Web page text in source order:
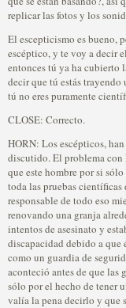
replicar las fotos y los
El escepticismo es bueno,
escéptico, y te voy a decir
entonces tú ya ha cubierto
decir que tú estás trayendo
tú no eres puramente
CLOSE: Correcto.
HORN: Los escépticos,
discutido. El problema con
que este hombre por si
toda las pruebas científicas
responsable de todo eso
renovando una granja
intentos de asesinato y
discapacidad debido a que
como un guardia de
aconteció antes de que las
sólo por el hecho de tener
valía la pena decirlo y que